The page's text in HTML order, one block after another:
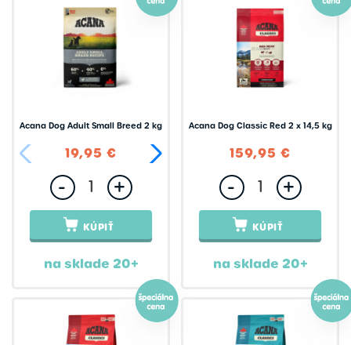
Dog Rocks
Doggo
Dogs like fish
Eat Slow Live Longer
Eminent
Entero Zoo
EzyDog
Acana Dog Adult Small Breed 2 kg
19,95 € 44,95 €
- +
KÚPIŤ
na sklade 20+
Acana Dog Classic Red 2 x 14,5 kg
159,95 €
- +
KÚPIŤ
na sklade 20+